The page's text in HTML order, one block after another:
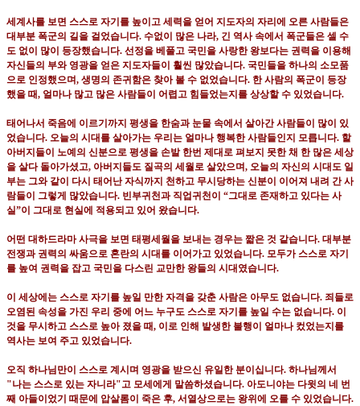
세계사를 보면 스스로 자기를 높이고 세력을 얻어 지도자의 자리에 오른 사람들은
대부분 폭군의 길을 걸었습니다. 수없이 많은 나라, 긴 역사 속에서 폭군들은 셀 수
도 없이 많이 등장했습니다. 선정을 베풀고 국민을 사랑한 왕보다는 권력을 이용해
자신들의 부와 영광을 얻은 지도자들이 훨씬 많았습니다. 국민들을 하나의 소모품
으로 인정했으며, 생명의 존귀함은 찾아 볼 수 없었습니다. 한 사람의 폭군이 등장
했을 때, 얼마나 많고 많은 사람들이 어렵고 힘들었는지를 상상할 수 있었습니다.
태어나서 죽음에 이르기까지 평생을 한숨과 눈물 속에서 살아간 사람들이 많이 있
었습니다. 오늘의 시대를 살아가는 우리는 얼마나 행복한 사람들인지 모릅니다. 할
아버지들이 노예의 신분으로 평생을 손발 한번 제대로 펴보지 못한 채 한 많은 세상
을 살다 돌아가셨고, 아버지들도 질곡의 세월로 살았으며, 오늘의 자신의 시대도 일
부는 그와 같이 다시 태어난 자식까지 천하고 무시당하는 신분이 이어져 내려 간 사
람들이 그렇게 많았습니다. 빈부귀천과 직업귀천이 “그대로 존재하고 있다는 사
실”이 그대로 현실에 적용되고 있어 왔습니다.
어떤 대하드라마 사극을 보면 태평세월을 보내는 경우는 짧은 것 같습니다. 대부분
전쟁과 권력의 싸움으로 혼란의 시대를 이어가고 있었습니다. 모두가 스스로 자기
를 높여 권력을 잡고 국민을 다스린 교만한 왕들의 시대였습니다.
이 세상에는 스스로 자기를 높일 만한 자격을 갖춘 사람은 아무도 없습니다. 죄들로
오염된 속성을 가진 우리 중에 어느 누구도 스스로 자기를 높일 수는 없습니다. 이
것을 무시하고 스스로 높아 졌을 때, 이로 인해 발생한 불행이 얼마나 컸었는지를
역사는 보여 주고 있었습니다.
오직 하나님만이 스스로 계시며 영광을 받으신 유일한 분이십니다. 하나님께서
"나는 스스로 있는 자니라"고 모세에게 말씀하셨습니다. 아도니야는 다윗의 네 번
째 아들이었기 때문에 압살롬이 죽은 후, 서열상으로는 왕위에 오를 수 있었습니다.